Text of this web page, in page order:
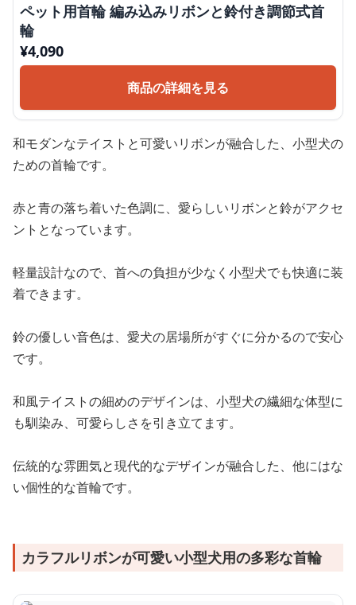
ペット用首輪 編み込みリボンと鈴付き調節式首
輪
¥4,090
商品の詳細を見る
和モダンなテイストと可愛いリボンが融合した、小型犬の
ための首輪です。
赤と青の落ち着いた色調に、愛らしいリボンと鈴がアクセ
ントとなっています。
軽量設計なので、首への負担が少なく小型犬でも快適に装
着できます。
鈴の優しい音色は、愛犬の居場所がすぐに分かるので安心
です。
和風テイストの細めのデザインは、小型犬の繊細な体型に
も馴染み、可愛らしさを引き立てます。
伝統的な雰囲気と現代的なデザインが融合した、他にはな
い個性的な首輪です。
カラフルリボンが可愛い小型犬用の多彩な首輪